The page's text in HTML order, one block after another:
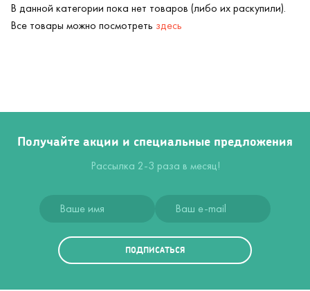
В данной категории пока нет товаров (либо их раскупили).
Все товары можно посмотреть здесь
Получайте акции и специальные предложения
Рассылка 2-3 раза в месяц!
ПОДПИСАТЬСЯ